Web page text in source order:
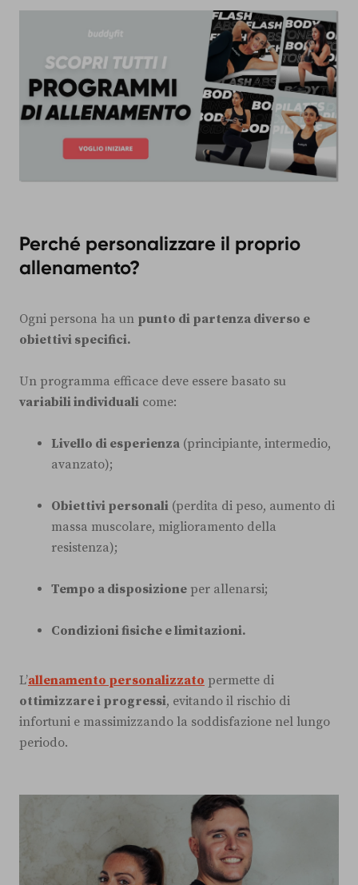
Perché personalizzare il proprio
allenamento?
Ogni persona ha un punto di partenza diverso e
obiettivi specifici.
Un programma efficace deve essere basato su
variabili individuali come:
Livello di esperienza (principiante, intermedio,
avanzato);
Obiettivi personali (perdita di peso, aumento di
massa muscolare, miglioramento della
resistenza);
Tempo a disposizione per allenarsi;
Condizioni fisiche e limitazioni.
L’allenamento personalizzato permette di
ottimizzare i progressi, evitando il rischio di
infortuni e massimizzando la soddisfazione nel lungo
periodo.